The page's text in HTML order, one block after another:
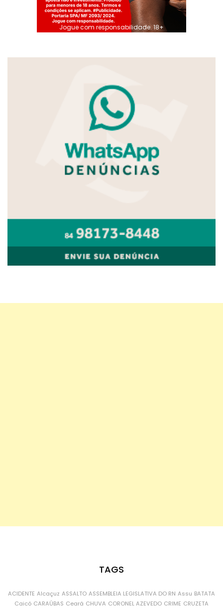
Jogue com responsabilidade. 18+
TAGS
ACIDENTE Alcaçuz ASSALTO ASSEMBLEIA LEGISLATIVA DO RN Assu BATATA
Caicó CARAÚBAS Ceará CHUVA CORONEL AZEVEDO CRIME CRUZETA